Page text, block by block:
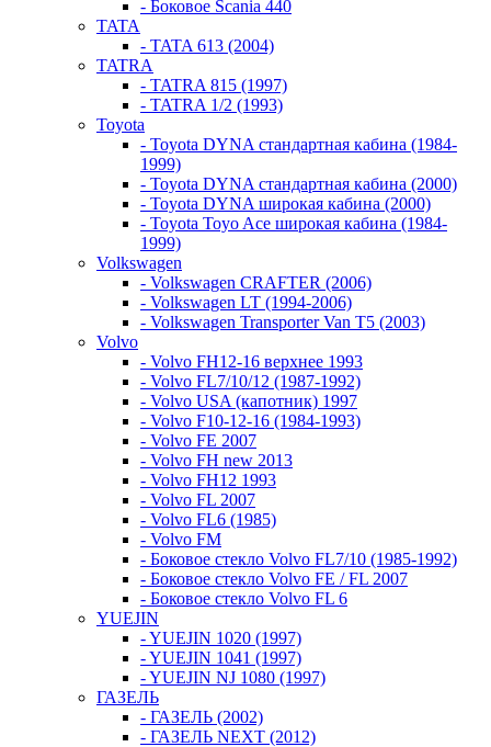
- Боковое Scania 440
TATA
- TATA 613 (2004)
TATRA
- TATRA 815 (1997)
- TATRA 1/2 (1993)
Toyota
- Toyota DYNA стандартная кабина (1984-
1999)
- Toyota DYNA стандартная кабина (2000)
- Toyota DYNA широкая кабина (2000)
- Toyota Toyo Ace широкая кабина (1984-
1999)
Volkswagen
- Volkswagen CRAFTER (2006)
- Volkswagen LT (1994-2006)
- Volkswagen Transporter Van T5 (2003)
Volvo
- Volvo FH12-16 верхнее 1993
- Volvo FL7/10/12 (1987-1992)
- Volvo USA (капотник) 1997
- Volvo F10-12-16 (1984-1993)
- Volvo FE 2007
- Volvo FH new 2013
- Volvo FH12 1993
- Volvo FL 2007
- Volvo FL6 (1985)
- Volvo FM
- Боковое стекло Volvo FL7/10 (1985-1992)
- Боковое стекло Volvo FE / FL 2007
- Боковое стекло Volvo FL 6
YUEJIN
- YUEJIN 1020 (1997)
- YUEJIN 1041 (1997)
- YUEJIN NJ 1080 (1997)
ГАЗЕЛЬ
- ГАЗЕЛЬ (2002)
- ГАЗЕЛЬ NEXT (2012)